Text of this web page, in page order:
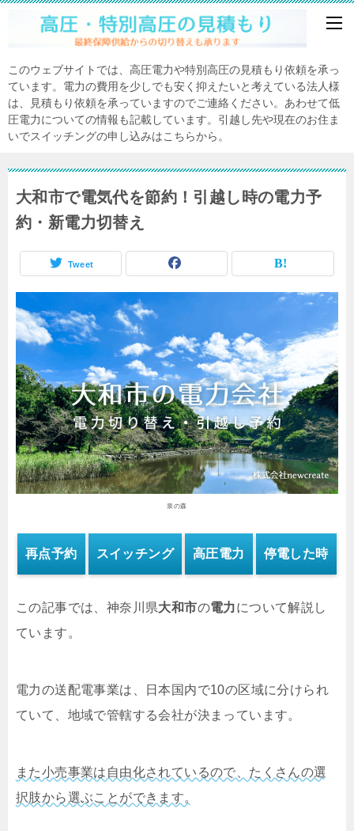
このウェブサイトでは、高圧電力や特別高圧の見積もり依頼を承っ
ています。電力の費用を少しでも安く抑えたいと考えている法人様
は、見積もり依頼を承っていますのでご連絡ください。あわせて低
圧電力についての情報も記載しています。引越し先や現在のお住ま
いでスイッチングの申し込みはこちらから。
大和市で電気代を節約！引越し時の電力予
約・新電力切替え
Tweet
泉の森
再点予約 スイッチング 高圧電力 停電した時
この記事では、神奈川県大和市の電力について解説し
ています。
電力の送配電事業は、日本国内で10の区域に分けられ
ていて、地域で管轄する会社が決まっています。
また小売事業は自由化されているので、たくさんの選
択肢から選ぶことができます。